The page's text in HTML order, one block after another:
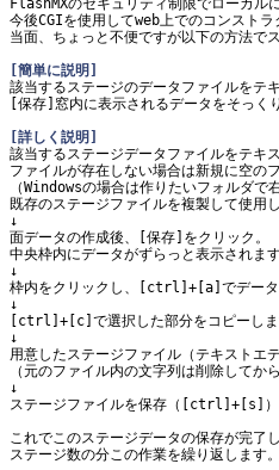
FlashMXのセキュリティ制限でローカル
今後CGIを使用してweb上でのコンスト
当面、ちょっと不便ですが以下の方法で
[簡単に説明]
該当するステージのデータファイルをテ
[保存]窓内に表示されるデータをそっく
[詳しく説明]
該当するステージデータファイルをテキ
ファイルが存在しない場合は新規に空の
（Windowsの場合は作りたいフォルダ
既存のステージファイルを複製して使用
↓
面データの作成後、[保存]をクリック。
中央枠内にデータがずらっと表示されます
↓
枠内をクリックし、[ctrl]+[a]でデータ
↓
[ctrl]+[c]で選択した部分をコピーしま
↓
用意したステージファイル（テキストエ
（元のファイル内の文字列は削除して
↓
ステージファイルを保存（[ctrl]+[s]）
これでこのステージデータの保存が完了し
ステージ数の分この作業を繰り返します。